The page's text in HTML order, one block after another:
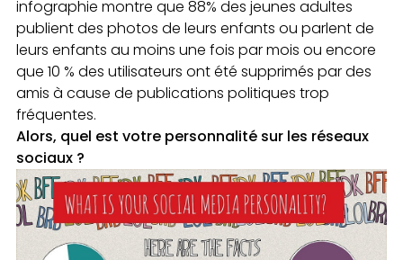
infographie montre que 88% des jeunes adultes
publient des photos de leurs enfants ou parlent de
leurs enfants au moins une fois par mois ou encore
que 10 % des utilisateurs ont été supprimés par des
amis à cause de publications politiques trop
fréquentes.
Alors, quel est votre personnalité sur les réseaux
sociaux ?